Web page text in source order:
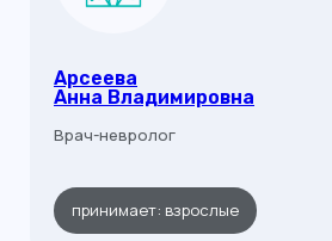
Арсеева
Анна Владимировна
Врач-невролог
принимает: взрослые